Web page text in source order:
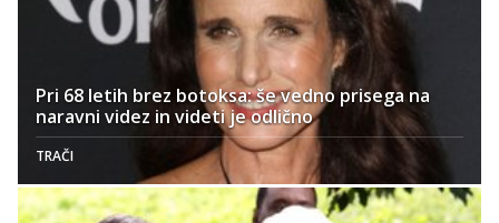
Pri 68 letih brez botoksa: še vedno prisega na
naravni videz in videti je odlično
TRAČI